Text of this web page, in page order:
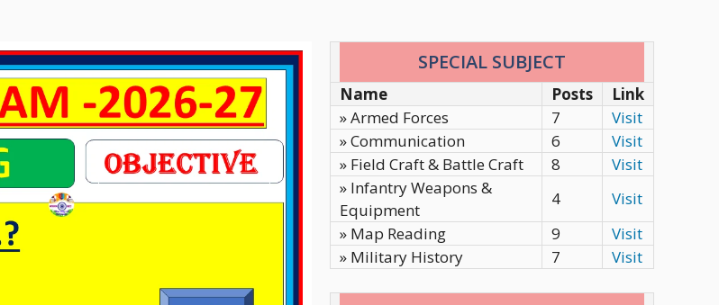
SPECIAL SUBJECT
Name Posts
Link
» Armed Forces
7
Visit
» Communication
6
Visit
» Field Craft & Battle Craft
8
Visit
» Infantry Weapons &
Equipment
4
Visit
» Map Reading
9
Visit
» Military History
7 Visit